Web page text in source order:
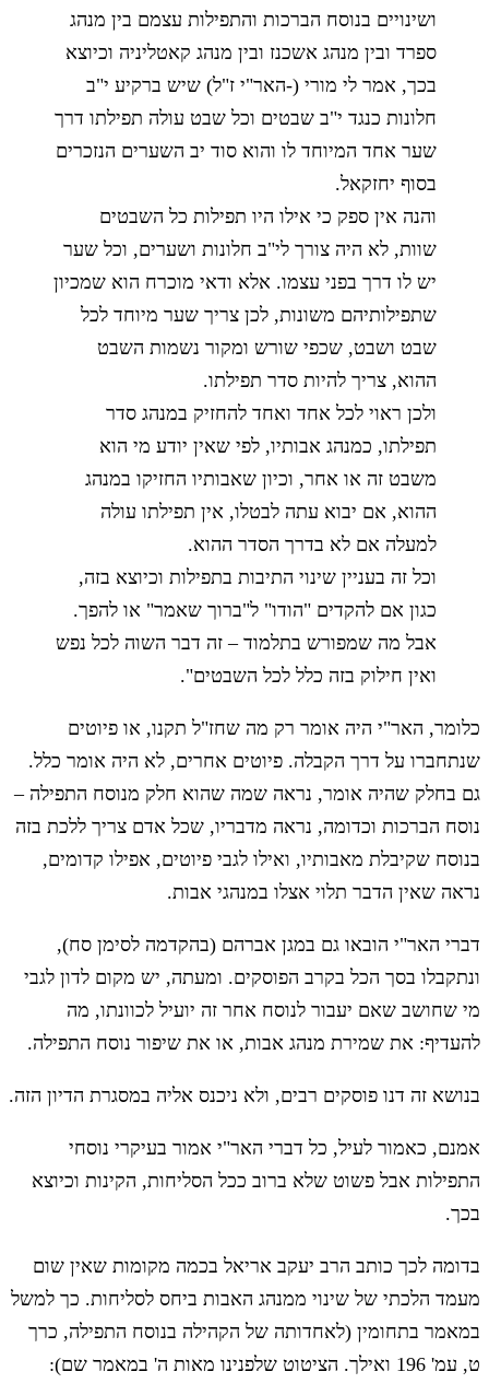
ושינויים בנוסח הברכות והתפילות עצמם בין מנהג
ספרד ובין מנהג אשכנז ובין מנהג קאטליניה וכיוצא
בכך, אמר לי מורי (-האר"י ז"ל) שיש ברקיע י"ב
חלונות כנגד י"ב שבטים וכל שבט עולה תפילתו דרך
שער אחד המיוחד לו והוא סוד יב השערים הנזכרים
בסוף יחזקאל.
והנה אין ספק כי אילו היו תפילות כל השבטים
שוות, לא היה צורך לי"ב חלונות ושערים, וכל שער
יש לו דרך בפני עצמו. אלא ודאי מוכרח הוא שמכיון
שתפילותיהם משונות, לכן צריך שער מיוחד לכל
שבט ושבט, שכפי שורש ומקור נשמות השבט
ההוא, צריך להיות סדר תפילתו.
ולכן ראוי לכל אחד ואחד להחזיק במנהג סדר
תפילתו, כמנהג אבותיו, לפי שאין יודע מי הוא
משבט זה או אחר, וכיון שאבותיו החזיקו במנהג
ההוא, אם יבוא עתה לבטלו, אין תפילתו עולה
למעלה אם לא בדרך הסדר ההוא.
וכל זה בעניין שינוי התיבות בתפילות וכיוצא בזה,
כגון אם להקדים "הודו" ל"ברוך שאמר" או להפך.
אבל מה שמפורש בתלמוד – זה דבר השוה לכל נפש
ואין חילוק בזה כלל לכל השבטים".
כלומר, האר"י היה אומר רק מה שחז"ל תקנו, או פיוטים
שנתחברו על דרך הקבלה. פיוטים אחרים, לא היה אומר כלל.
גם בחלק שהיה אומר, נראה שמה שהוא חלק מנוסח התפילה –
נוסח הברכות וכדומה, נראה מדבריו, שכל אדם צריך ללכת בזה
בנוסח שקיבלת מאבותיו, ואילו לגבי פיוטים, אפילו קדומים,
נראה שאין הדבר תלוי אצלו במנהגי אבות.
דברי האר"י הובאו גם במגן אברהם (בהקדמה לסימן סח),
ונתקבלו בסך הכל בקרב הפוסקים. ומעתה, יש מקום לדון לגבי
מי שחושב שאם יעבור לנוסח אחר זה יועיל לכוונתו, מה
להעדיף: את שמירת מנהג אבות, או את שיפור נוסח התפילה.
בנושא זה דנו פוסקים רבים, ולא ניכנס אליה במסגרת הדיון הזה.
אמנם, כאמור לעיל, כל דברי האר"י אמור בעיקרי נוסחי
התפילות אבל פשוט שלא ברוב ככל הסליחות, הקינות וכיוצא
בכך.
בדומה לכך כותב הרב יעקב אריאל בכמה מקומות שאין שום
מעמד הלכתי של שינוי ממנהג האבות ביחס לסליחות. כך למשל
במאמר בתחומין (לאחדותה של הקהילה בנוסח התפילה, כרך
ט, עמ' 196 ואילך. הציטוט שלפנינו מאות ה' במאמר שם):